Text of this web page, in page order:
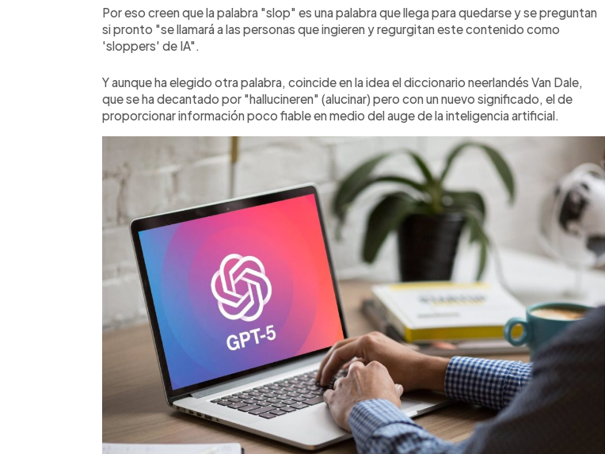
Por eso creen que la palabra "slop" es una palabra que llega para quedarse y se preguntan
si pronto "se llamará a las personas que ingieren y regurgitan este contenido como
'sloppers' de IA".
Y aunque ha elegido otra palabra, coincide en la idea el diccionario neerlandés Van Dale,
que se ha decantado por "hallucineren" (alucinar) pero con un nuevo significado, el de
proporcionar información poco fiable en medio del auge de la inteligencia artificial.